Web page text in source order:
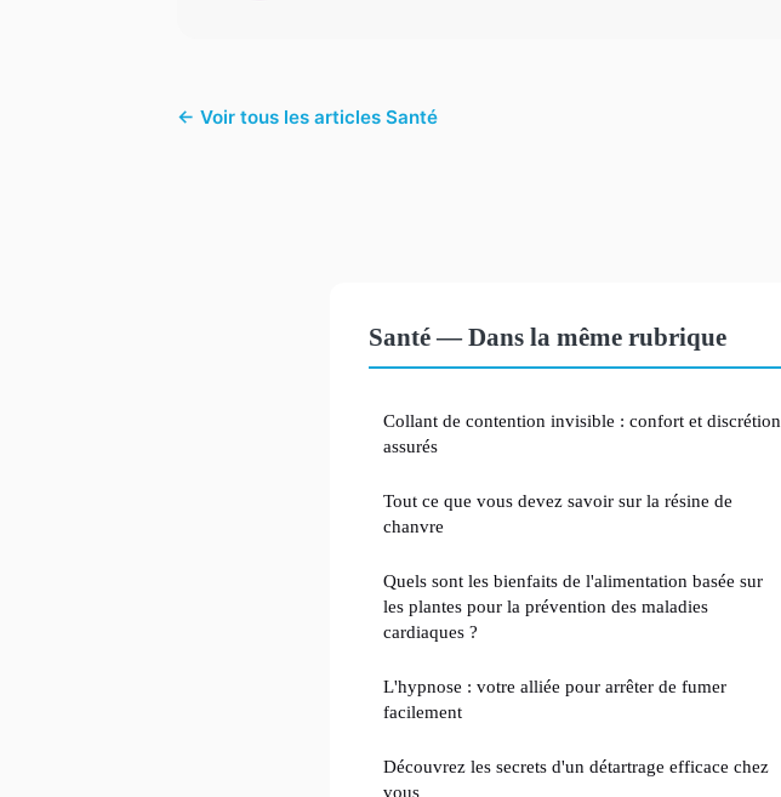
← Voir tous les articles Santé
Santé — Dans la même rubrique
Collant de contention invisible : confort et discrétion
assurés
Tout ce que vous devez savoir sur la résine de
chanvre
Quels sont les bienfaits de l'alimentation basée sur
les plantes pour la prévention des maladies
cardiaques ?
L'hypnose : votre alliée pour arrêter de fumer
facilement
Découvrez les secrets d'un détartrage efficace chez
vous